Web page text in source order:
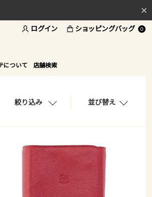
ログイン ショッピングバッグ 0
について 店舗検索
絞り込み 並び替え